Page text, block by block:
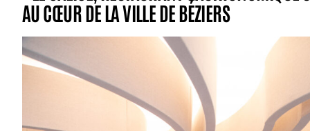
AU CŒUR DE LA VILLE DE BÉZIERS